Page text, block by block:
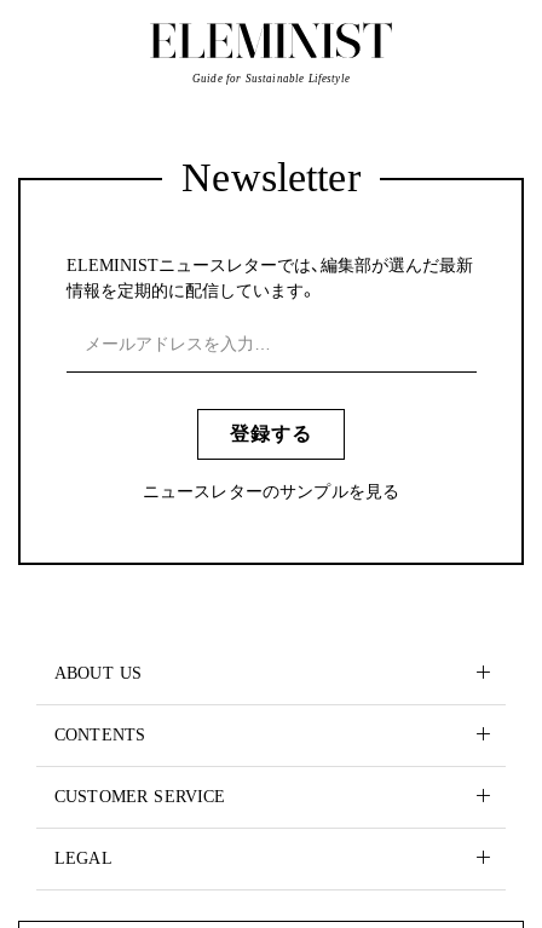
Guide for Sustainable Lifestyle
Newsletter
ELEMINISTニュースレターでは、編集部が選んだ最新
情報を定期的に配信しています。
登録する
ニュースレターのサンプルを見る
ABOUT US
CONTENTS
CUSTOMER SERVICE
LEGAL